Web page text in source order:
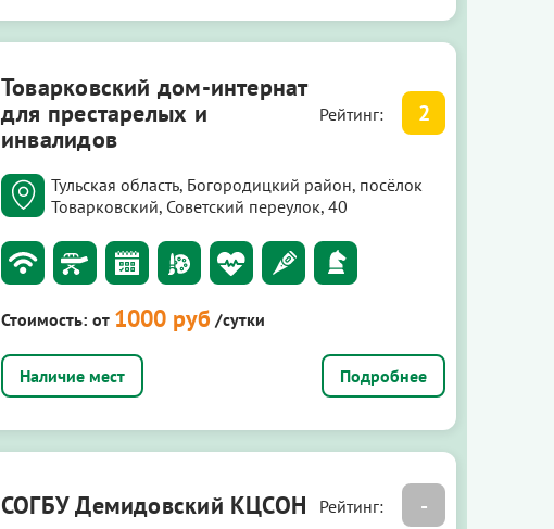
Товарковский дом-интернат
для престарелых и
инвалидов
Рейтинг: 2
Тульская область, Богородицкий район, посёлок
Товарковский, Советский переулок, 40
Стоимость: от 1000 руб /сутки
Подробнее
СОГБУ Демидовский КЦСОН Рейтинг: -